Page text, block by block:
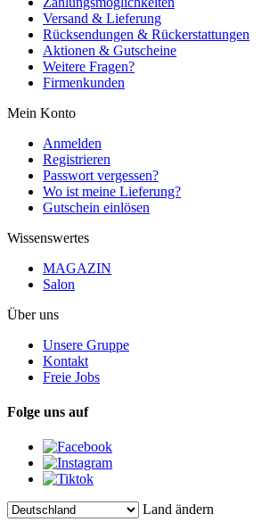
Versand & Lieferung
Rücksendungen & Rückerstattungen
Aktionen & Gutscheine
Weitere Fragen?
Firmenkunden
Mein Konto
Anmelden
Registrieren
Passwort vergessen?
Wo ist meine Lieferung?
Gutschein einlösen
Wissenswertes
MAGAZIN
Salon
Über uns
Unsere Gruppe
Kontakt
Freie Jobs
Folge uns auf
Land ändern